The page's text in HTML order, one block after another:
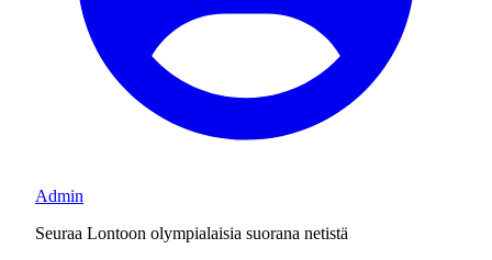
Admin
Seuraa Lontoon olympialaisia suorana netistä